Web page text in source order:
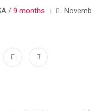
/ 9 months